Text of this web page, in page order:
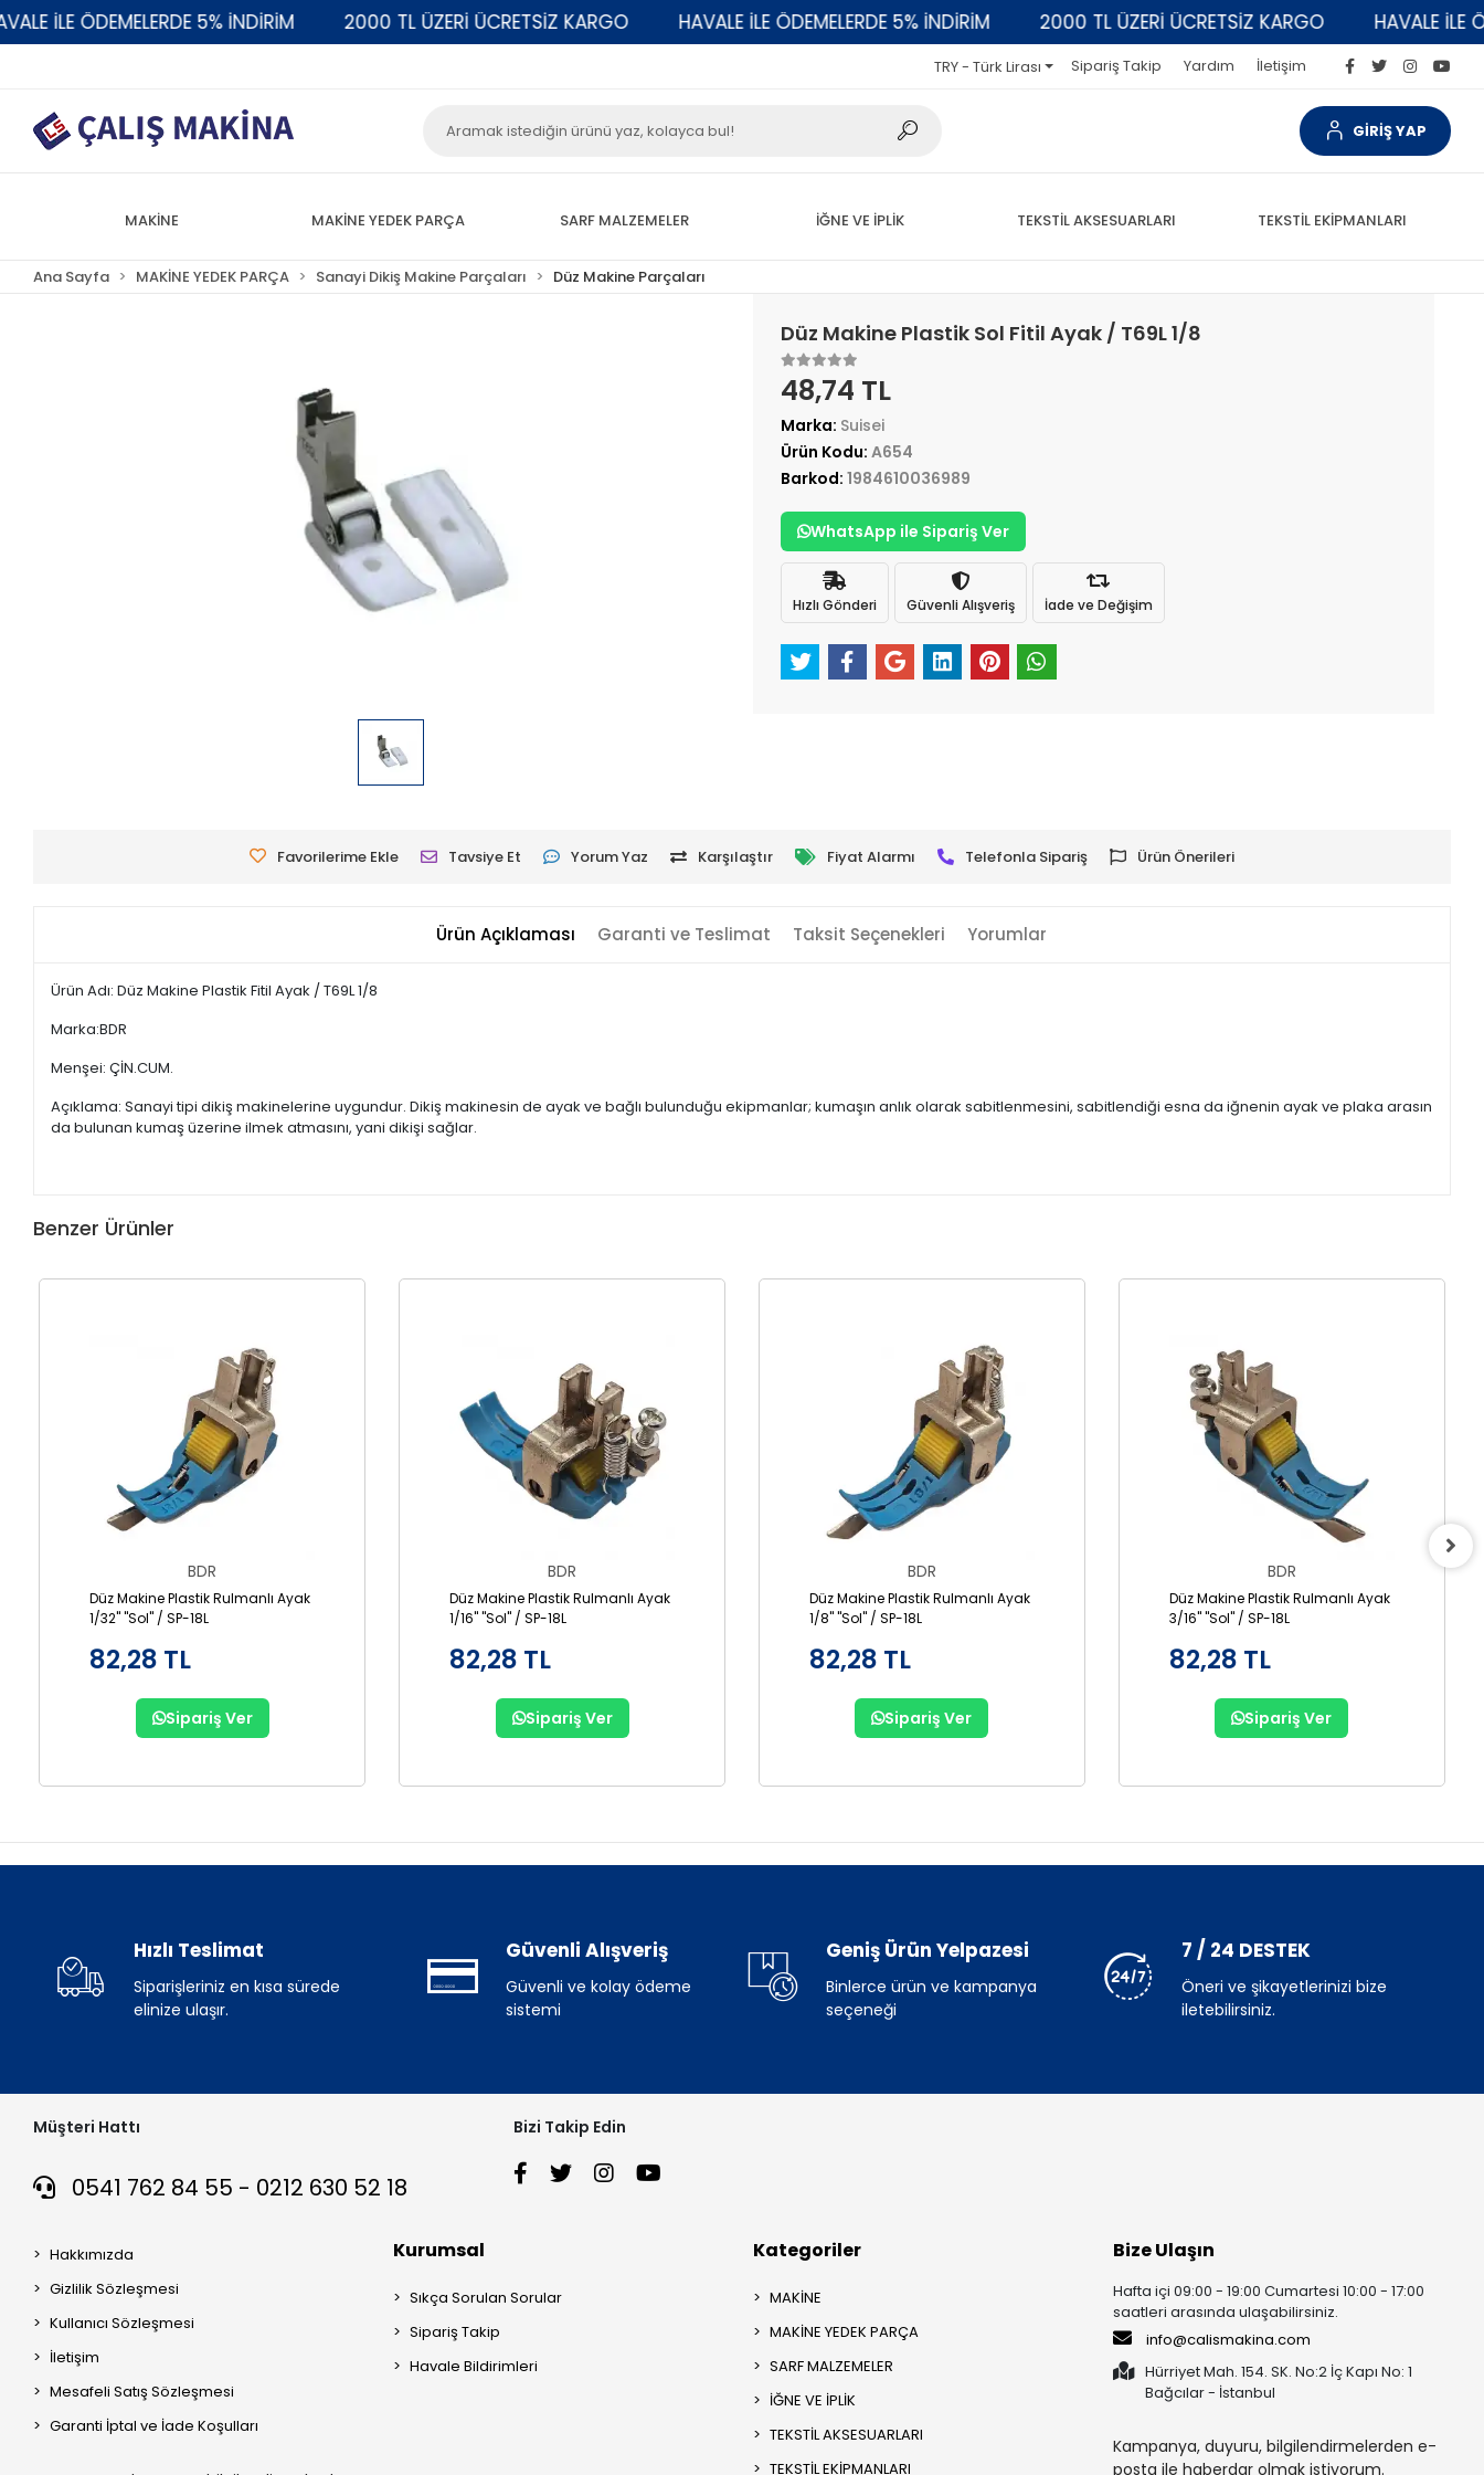
İLE ÖDEMELERDE 5% İNDİRİM 2000 TL ÜZERİ ÜCRETSİZ KARGO HAVALE İLE ÖDEMELERDE 5% İNDİRİM 2000 TL ÜZERİ ÜCRETSİZ KARGO HAVALE İLE
TRY - Türk Lirası Sipariş Takip Yardım İletişim
GİRİŞ YAP
MAKİNE MAKİNE YEDEK PARÇA SARF MALZEMELER İĞNE VE İPLİK TEKSTİL AKSESUARLARI TEKSTİL EKİPMANLARI
Ana Sayfa MAKİNE YEDEK PARÇA Sanayi Dikiş Makine Parçaları Düz Makine Parçaları
Düz Makine Plastik Sol Fitil Ayak / T69L 1/8
48,74 TL
Marka: Suisei
Ürün Kodu: A654
Barkod: 1984610036989
WhatsApp ile Sipariş Ver
Hızlı Gönderi Güvenli Alışveriş İade ve Değişim
Favorilerime Ekle Tavsiye Et Yorum Yaz Karşılaştır Fiyat Alarmı Telefonla Sipariş Ürün Önerileri
Ürün Açıklaması Garanti ve Teslimat Taksit Seçenekleri Yorumlar
Ürün Adı: Düz Makine Plastik Fitil Ayak / T69L 1/8
Marka:BDR
Menşei: ÇİN.CUM.
Açıklama: Sanayi tipi dikiş makinelerine uygundur. Dikiş makinesin de ayak ve bağlı bulunduğu ekipmanlar; kumaşın anlık olarak sabitlenmesini, sabitlendiği esna da iğnenin ayak ve plaka arasın
da bulunan kumaş üzerine ilmek atmasını, yani dikişi sağlar.
Benzer Ürünler
BDR
Düz Makine Plastik Rulmanlı Ayak
1/32" "Sol" / SP-18L
82,28 TL
Sipariş Ver
BDR
Düz Makine Plastik Rulmanlı Ayak
1/16" "Sol" / SP-18L
82,28 TL
Sipariş Ver
BDR
Düz Makine Plastik Rulmanlı Ayak
1/8" "Sol" / SP-18L
82,28 TL
Sipariş Ver
BDR
Düz Makine Plastik Rulmanlı Ayak
3/16" "Sol" / SP-18L
82,28 TL
Sipariş Ver
Hızlı Teslimat
Siparişleriniz en kısa sürede
elinize ulaşır.
Güvenli Alışveriş
Güvenli ve kolay ödeme
sistemi
Geniş Ürün Yelpazesi
Binlerce ürün ve kampanya
seçeneği
7 / 24 DESTEK
Öneri ve şikayetlerinizi bize
iletebilirsiniz.
Müşteri Hattı
0541 762 84 55 - 0212 630 52 18
Bizi Takip Edin
Hakkımızda
Gizlilik Sözleşmesi
Kullanıcı Sözleşmesi
İletişim
Mesafeli Satış Sözleşmesi
Garanti İptal ve İade Koşulları
Kurumsal
Sıkça Sorulan Sorular
Sipariş Takip
Havale Bildirimleri
Kategoriler
MAKİNE
MAKİNE YEDEK PARÇA
SARF MALZEMELER
İĞNE VE İPLİK
TEKSTİL AKSESUARLARI
TEKSTİL EKİPMANLARI
Bize Ulaşın
Hafta içi 09:00 - 19:00 Cumartesi 10:00 - 17:00
saatleri arasında ulaşabilirsiniz.
info@calismakina.com
Hürriyet Mah. 154. SK. No:2 İç Kapı No: 1
Bağcılar - İstanbul
Kampanya, duyuru, bilgilendirmelerden e-
posta ile haberdar olmak istiyorum.